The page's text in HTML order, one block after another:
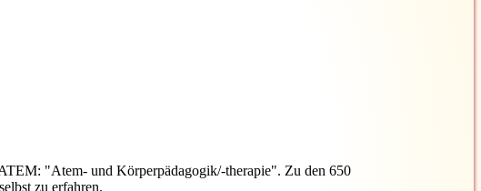
"Atem- und Körperpädagogik/-therapie". Zu den 650
zu erfahren.